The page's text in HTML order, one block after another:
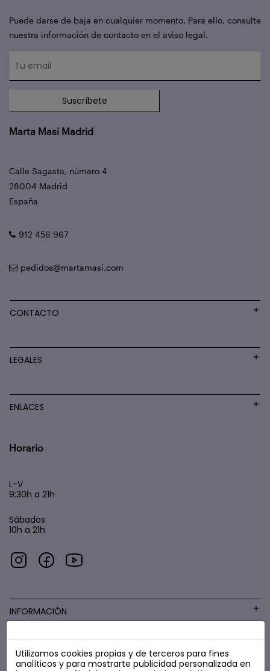
Puede darse de baja en cualquier momento. Para ello, consulte
nuestra información de contacto en el aviso legal.
Suscríbete
Marta Masi Madrid
Calle Sagasta, número 4
28004 Madrid
España
912 456 967
pedidos@martamasi.com
CONTACTO
LEGALES
ENLACES
Horario
L-V
9:30h a 21h
Sábados
10h a 21h
INFORMACIÓN
COSMÉTICA LOW COST
Utilizamos cookies propias y de terceros para fines
analíticos y para mostrarte publicidad personalizada en